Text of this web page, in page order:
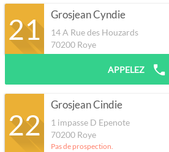
21 Grosjean Cyndie
14 A Rue des Houzards
70200 Roye
APPELEZ
22
Grosjean Cindie
1 impasse D Epenote
70200 Roye
Pas de prospection.